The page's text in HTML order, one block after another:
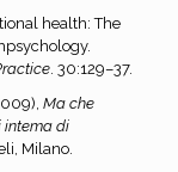
health: The
. 30:129–37.
Ma che
intema di
Milano.